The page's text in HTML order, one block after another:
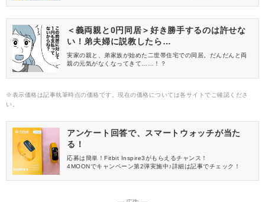
レシピをご紹介します。
＜義両親と0円同居＞好き勝手するのは許せな
い！弟夫婦に説教したら…
実家の親と、弟家族が始めた二世帯住宅での同居。だんだんと両
親の元気がなくなってきて……！？
※表示価格は記事執筆時点の価格です。現在の価格については各サイトでご確認くださ
い。
アンケート回答で、スマートウォッチが当た
る！
応募は簡単！Fitbit Inspire3がもらえるチャンス！
4MOONでキャンペーン第2弾実施中♪詳細は記事でチェック！